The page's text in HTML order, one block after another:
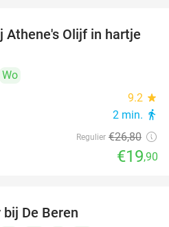
26%
Athene's Olijf in hartje
Wo
9.2 star
2 min. directions_walk
Regulier €26,80
€19,90
De Beren